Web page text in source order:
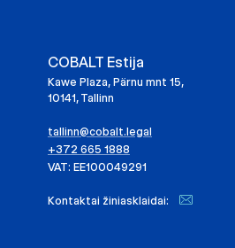
COBALT Estija
Kawe Plaza, Pärnu mnt 15,
10141, Tallinn
tallinn@cobalt.legal
+372 665 1888
VAT: EE100049291
Kontaktai žiniasklaidai: